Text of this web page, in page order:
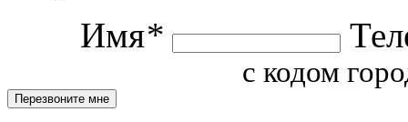
Имя*
с кодом